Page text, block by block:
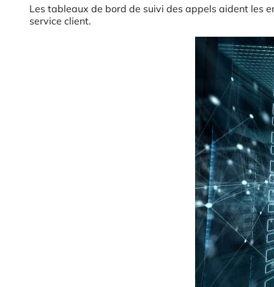
Les tableaux de bord de suivi des appels aident les
service client.